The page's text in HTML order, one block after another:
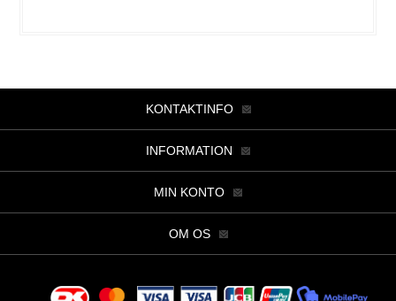
KONTAKTINFO
INFORMATION
MIN KONTO
OM OS